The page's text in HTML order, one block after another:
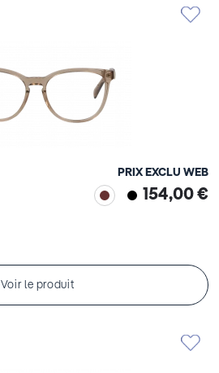
PRIX EXCLU WEB
154,00 €
Voir le produit